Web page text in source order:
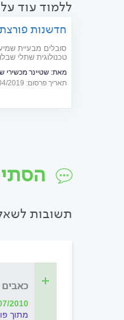
ללמוד עוד
חדשנות
סובלים מבעיית
טכנולוגית
רפואית
מאת: שטיינר מכשירי
תאריך פרסום: 15/04/2019
תשובות
22/07/2010 | 12:10
מתוך